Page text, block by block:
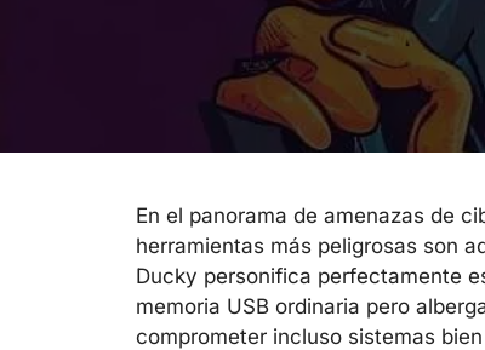
En el panorama de amenazas de
herramientas más peligrosas son
Ducky personifica perfectamente
memoria USB ordinaria pero
comprometer incluso sistemas